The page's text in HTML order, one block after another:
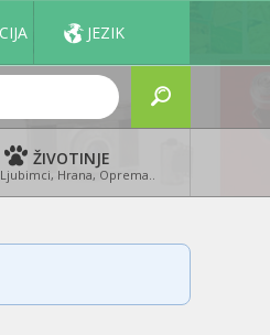
JEZIK
ŽIVOTINJE
Ljubimci, Hrana, Oprema..